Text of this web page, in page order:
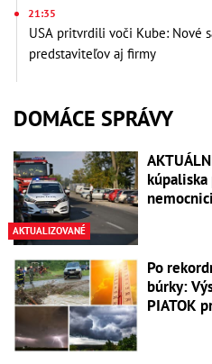
21:35
USA pritvrdili voči Kube: Nové
predstaviteľov aj firmy
DOMÁCE SPRÁVY
AKTUALIZOVANÉ
nemocnici
Po
búrky:
PIATOK